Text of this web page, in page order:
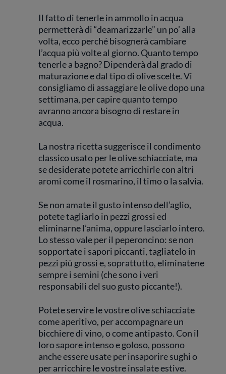
Il fatto di tenerle in ammollo in acqua
permetterà di “deamarizzarle” un po’ alla
volta, ecco perché bisognerà cambiare
l’acqua più volte al giorno. Quanto tempo
tenerle a bagno? Dipenderà dal grado di
maturazione e dal tipo di olive scelte. Vi
consigliamo di assaggiare le olive dopo una
settimana, per capire quanto tempo
avranno ancora bisogno di restare in
acqua.
La nostra ricetta suggerisce il condimento
classico usato per le olive schiacciate, ma
se desiderate potete arricchirle con altri
aromi come il rosmarino, il timo o la salvia.
Se non amate il gusto intenso dell’aglio,
potete tagliarlo in pezzi grossi ed
eliminarne l’anima, oppure lasciarlo intero.
Lo stesso vale per il peperoncino: se non
sopportate i sapori piccanti, tagliatelo in
pezzi più grossi e, soprattutto, eliminatene
sempre i semini (che sono i veri
responsabili del suo gusto piccante!).
Potete servire le vostre olive schiacciate
come aperitivo, per accompagnare un
bicchiere di vino, o come antipasto. Con il
loro sapore intenso e goloso, possono
anche essere usate per insaporire sughi o
per arricchire le vostre insalate estive.